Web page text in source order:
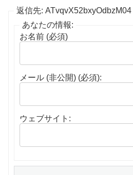
返信先: ATvqvX52bxyOdbzM04
あなたの情報:
お名前 (必須)
メール (非公開) (必須):
ウェブサイト: